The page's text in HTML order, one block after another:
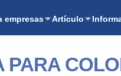
empresas Artículo
PARA